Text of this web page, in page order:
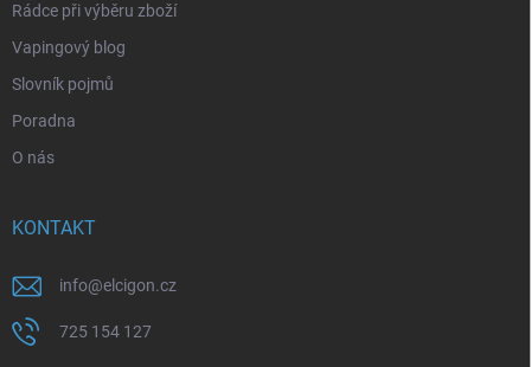
Rádce při výběru zboží
Vapingový blog
Slovník pojmů
Poradna
O nás
KONTAKT
info@elcigon.cz
725 154 127